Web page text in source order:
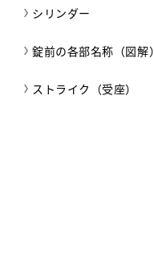
シリンダー
錠前の各部名称（図解）
ストライク（受座）